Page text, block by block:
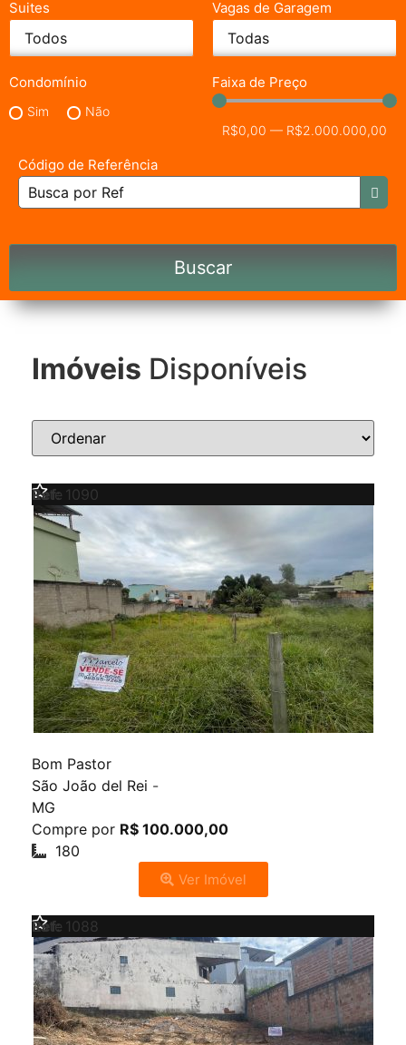
Suites Vagas de Garagem
Condomínio
Sim Não
Faixa de Preço
R$0,00 — R$2.000.000,00
Código de Referência
Buscar
Imóveis Disponíveis
Venda
Lote
Ref:1090
Bom Pastor
São João del Rei -
MG
Compre por R$ 100.000,00
180
Ver Imóvel
Venda
Lote
Ref:1088